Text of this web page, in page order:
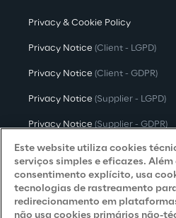
Privacy & Cookie Policy
Privacy Notice (Client - LGPD)
Privacy Notice (Client - GDPR)
Privacy Notice (Supplier - LGPD)
Privacy Notice (Supplier - GDPR)
Privacy Notice(Candidate - LGPD)
Privacy Notice(Candidate -
Privacy Notice(Marketing)
Este website utiliza cookies
serviços simples e eficazes. Além
consentimento explícito, usa
tecnologias de rastreamento
redirecionamento em
não usa cookies primários não-